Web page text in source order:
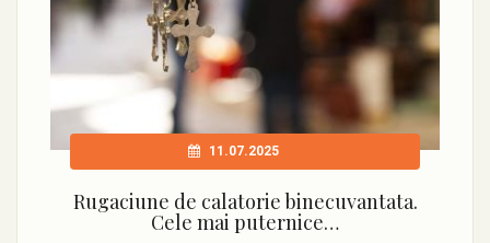
11.07.2025
Rugaciune de calatorie binecuvantata.
Cele mai puternice…